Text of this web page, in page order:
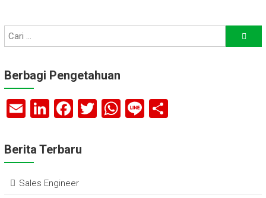
Berbagi Pengetahuan
E
ai
l
Li
e
n
F
ce
o
T W Li S
Berita Terbaru
Sales Engineer